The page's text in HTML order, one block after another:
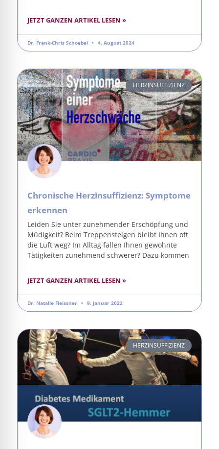
JETZT GANZEN ARTIKEL LESEN »
Dr. Frank-Chris Schoebel 4. August 2024
HERZINSUFFIZIENZ
Chronische Herzinsuffizienz: Symptome
erkennen
Leiden Sie unter zunehmender Erschöpfung und
Müdigkeit? Beim Treppensteigen bleibt Ihnen oft
die Luft weg? Im Alltag fallen Ihnen gewohnte
Tätigkeiten zunehmend schwerer? Dazu kommen
JETZT GANZEN ARTIKEL LESEN »
Dr. Natalie Fleissner 9. Januar 2022
HERZINSUFFIZIENZ